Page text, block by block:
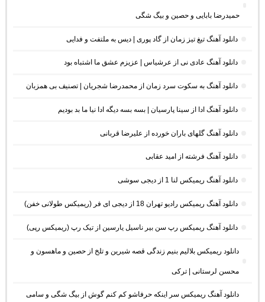
حمیدرضا بابایی و حصین و بیگ شگی
دانلود آهنگ تیغ تیز زمان از گاد پوری | دیس به ملتفت و فدایی
دانلود آهنگ عادی نی از عرشیاس | عزیزم عشق ما اشتباه بود
دانلود آهنگ به سکوت سرد زمان از محمدرضا شجریان | تصنیف بی همزبان
دانلود آهنگ ادا از سینا پارسیان | بسه بسه دیگه ادا نیا ما بد بودیم
دانلود آهنگ گلهای باران خورده از علیرضا قربانی
دانلود آهنگ فرشته از امید عقابی
دانلود آهنگ ریمیکس لنا 1 از دیجی سوشی
دانلود آهنگ ریمیکس رادیو تهران 18 از دیجی ای فر (ریمیکس طولانی خفن)
دانلود آهنگ ریمیکس رپ سن بیر ناسیل یارسین از تیک رپ (ریمیکس رپی)
دانلود ریمیکس بلالیم بنیم زندگی قصه شیرین و تلخ از حصین و ماهسون و
محسن لرستانی | ترکی
دانلود آهنگ ریمیکس سر اینکه حرفاشو کم کنم گوش از بیگ شگی و سامی